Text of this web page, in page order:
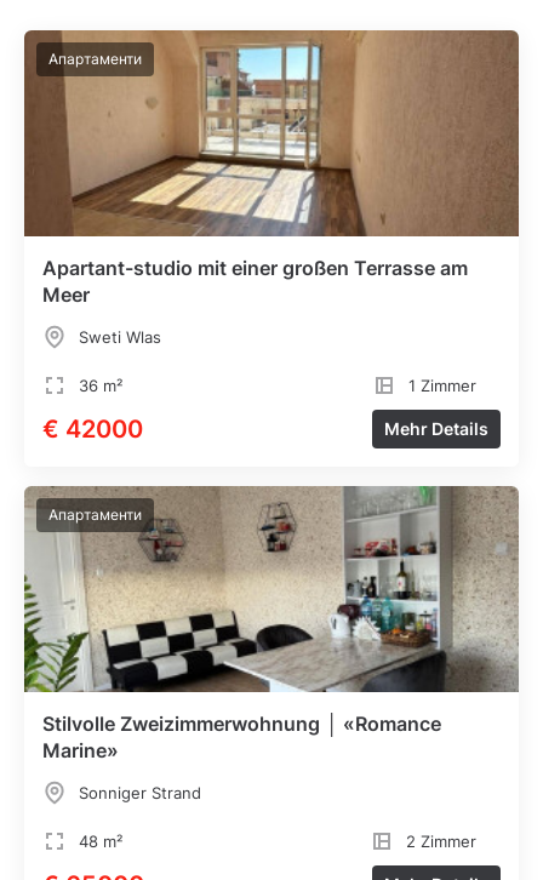
Апартаменти
Apartant-studio mit einer großen Terrasse am
Meer
Sweti Wlas
36 m² 1 Zimmer
€ 42000 Mehr Details
Апартаменти
Stilvolle Zweizimmerwohnung │ «Romance
Marine»
Sonniger Strand
48 m² 2 Zimmer